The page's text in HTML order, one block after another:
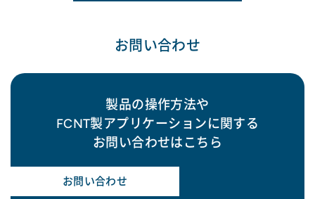
お問い合わせ
製品の操作方法や
FCNT製アプリケーションに関する
お問い合わせはこちら
お問い合わせ